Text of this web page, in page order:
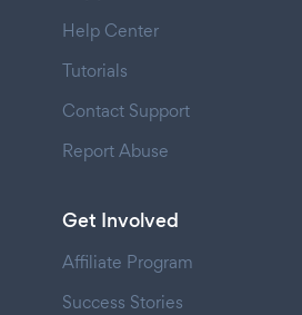
Help Center
Tutorials
Contact Support
Report Abuse
Get Involved
Affiliate Program
Success Stories